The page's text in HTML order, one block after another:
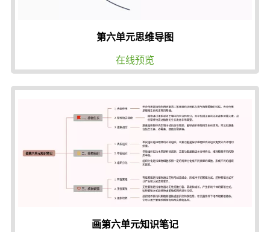
第六单元思维导图
在线预览
画第六单元知识笔记